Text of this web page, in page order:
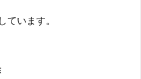
ています。